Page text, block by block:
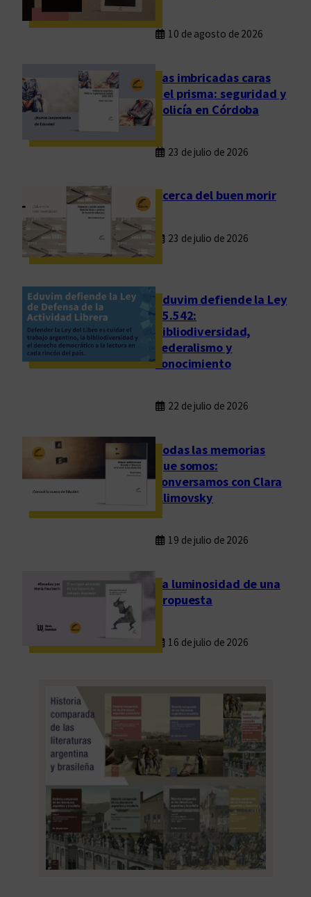
10 de agosto de 2026
Las imbricadas caras
del prisma: seguridad y
policía en Córdoba
23 de julio de 2026
Acerca del buen morir
23 de julio de 2026
Eduvim defiende la Ley
25.542:
bibliodiversidad,
federalismo y
conocimiento
22 de julio de 2026
Todas las memorias
que somos:
conversamos con Clara
Klimovsky
19 de julio de 2026
La luminosidad de una
propuesta
16 de julio de 2026